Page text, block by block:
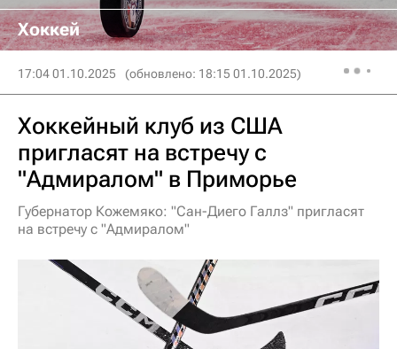
Хоккей
17:04 01.10.2025 (обновлено: 18:15 01.10.2025)
Хоккейный клуб из США
пригласят на встречу с
"Адмиралом" в Приморье
Губернатор Кожемяко: "Сан-Диего Галлз" пригласят
на встречу с "Адмиралом"